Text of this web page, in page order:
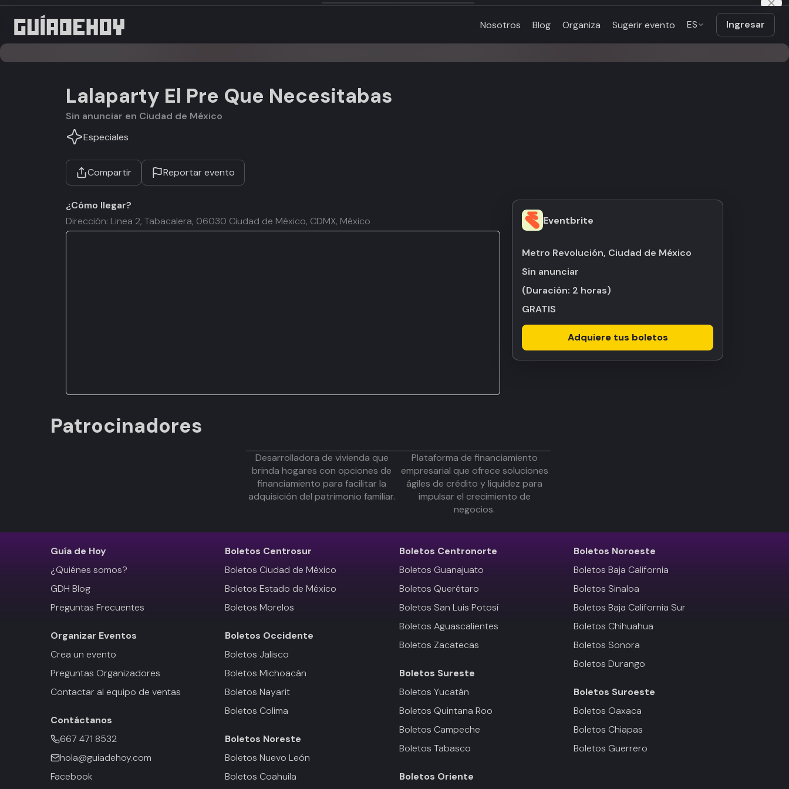
Nosotros Blog Organiza Sugerir evento ES Ingresar
Lalaparty El Pre Que Necesitabas
Sin anunciar en Ciudad de México
Especiales
Compartir Reportar evento
Eventbrite
Metro Revolución, Ciudad de México
Sin anunciar
(Duración: 2 horas)
GRATIS
Adquiere tus boletos
¿Cómo llegar?
Dirección: Linea 2, Tabacalera, 06030 Ciudad de México, CDMX, México
Patrocinadores
Desarrolladora de vivienda que
brinda hogares con opciones de
financiamiento para facilitar la
adquisición del patrimonio familiar.
Plataforma de financiamiento
empresarial que ofrece soluciones
ágiles de crédito y liquidez para
impulsar el crecimiento de
negocios.
Guía de Hoy
¿Quiénes somos?
GDH Blog
Preguntas Frecuentes
Organizar Eventos
Crea un evento
Preguntas Organizadores
Contactar al equipo de ventas
Contáctanos
667 471 8532
hola@guiadehoy.com
Facebook
Boletos Centrosur
Boletos Ciudad de México
Boletos Estado de México
Boletos Morelos
Boletos Occidente
Boletos Jalisco
Boletos Michoacán
Boletos Nayarit
Boletos Colima
Boletos Noreste
Boletos Nuevo León
Boletos Coahuila
Boletos Centronorte
Boletos Guanajuato
Boletos Querétaro
Boletos San Luis Potosí
Boletos Aguascalientes
Boletos Zacatecas
Boletos Sureste
Boletos Yucatán
Boletos Quintana Roo
Boletos Campeche
Boletos Tabasco
Boletos Oriente
Boletos Noroeste
Boletos Baja California
Boletos Sinaloa
Boletos Baja California Sur
Boletos Chihuahua
Boletos Sonora
Boletos Durango
Boletos Suroeste
Boletos Oaxaca
Boletos Chiapas
Boletos Guerrero